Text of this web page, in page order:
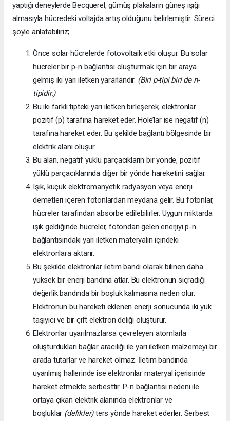
yaptığı deneylerde Becquerel, gümüş plakaların güneş ışığı
almasıyla hücredeki voltajda artış olduğunu belirlemiştir. Süreci
şöyle anlatabiliriz;
Önce solar hücrelerde fotovoltaik etki oluşur. Bu solar
hücreler bir p-n bağlantısı oluşturmak için bir araya
gelmiş iki yarı iletken yararlandır. (Biri p-tipi biri de n-
tipidir.)
Bu iki farklı tipteki yarı iletken birleşerek, elektronlar
pozitif (p) tarafına hareket eder. Hole’lar ise negatif (n)
tarafına hareket eder. Bu şekilde bağlantı bölgesinde bir
elektrik alanı oluşur.
Bu alan, negatif yüklü parçacıkların bir yönde, pozitif
yüklü parçacıklarında diğer bir yönde hareketini sağlar.
Işık, küçük elektromanyetik radyasyon veya enerji
demetleri içeren fotonlardan meydana gelir. Bu fotonlar,
hücreler tarafından absorbe edilebilirler. Uygun miktarda
ışık geldiğinde hücreler, fotondan gelen enerjiyi p-n
bağlantısındaki yarı iletken materyalin içindeki
elektronlara aktarır.
Bu şekilde elektronlar iletim bandı olarak bilinen daha
yüksek bir enerji bandına atlar. Bu elektronun sıçradığı
değerlik bandında bir boşluk kalmasına neden olur.
Elektronun bu hareketi eklenen enerji sonucunda iki yük
taşıyıcı ve bir çift elektron deliği oluşturur.
Elektronlar uyarılmazlarsa çevreleyen atomlarla
oluşturdukları bağlar aracılığı ile yarı iletken malzemeyi bir
arada tutarlar ve hareket olmaz. İletim bandında
uyarılmış hallerinde ise elektronlar materyal içerisinde
hareket etmekte serbesttir. P-n bağlantısı nedeni ile
ortaya çıkan elektrik alanında elektronlar ve
boşluklar (delikler)ters yönde hareket ederler. Serbest